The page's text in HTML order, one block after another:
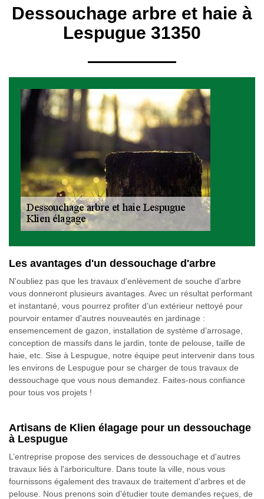
Dessouchage arbre et haie à
Lespugue 31350
Les avantages d'un dessouchage d'arbre
N'oubliez pas que les travaux d'enlèvement de souche d'arbre
vous donneront plusieurs avantages. Avec un résultat performant
et instantané, vous pourrez profiter d’un extérieur nettoyé pour
pourvoir entamer d'autres nouveautés en jardinage :
ensemencement de gazon, installation de système d’arrosage,
conception de massifs dans le jardin, tonte de pelouse, taille de
haie, etc. Sise à Lespugue, notre équipe peut intervenir dans tous
les environs de Lespugue pour se charger de tous travaux de
dessouchage que vous nous demandez. Faites-nous confiance
pour tous vos projets !
Artisans de Klien élagage pour un dessouchage
à Lespugue
L’entreprise propose des services de dessouchage et d'autres
travaux liés à l'arboriculture. Dans toute la ville, nous vous
fournissons également des travaux de traitement d'arbres et de
pelouse. Nous prenons soin d'étudier toute demandes reçues, de